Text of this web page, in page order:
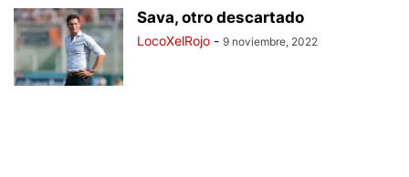
Sava, otro descartado
LocoXelRojo - 9 noviembre, 2022